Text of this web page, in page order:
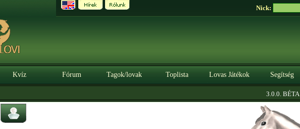
Nick:
Kvíz Fórum Tagok/lovak Toplista Lovas Játékok Segítség
3.0.0. BÉTA|